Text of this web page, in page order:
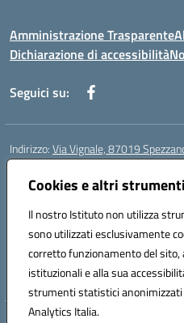
Cookies e altri
Il nostro Istituto non utilizza
sono utilizzati esclusivamente
corretto funzionamento del sito,
istituzionali e alla sua
strumenti statistici anonimizzati
Analytics Italia.
Amministrazione Trasparente
Dichiarazione di accessibilità
Seguici su:
Indirizzo:Via Vignale, 87019
Centralino:
Posta elettronica certificata (PEC):
Codice fiscale: 94018300783
Codice meccanografico:CSIC878003
Codice Indice delle Pubbliche
Codice unico di fatturazione (CUF):